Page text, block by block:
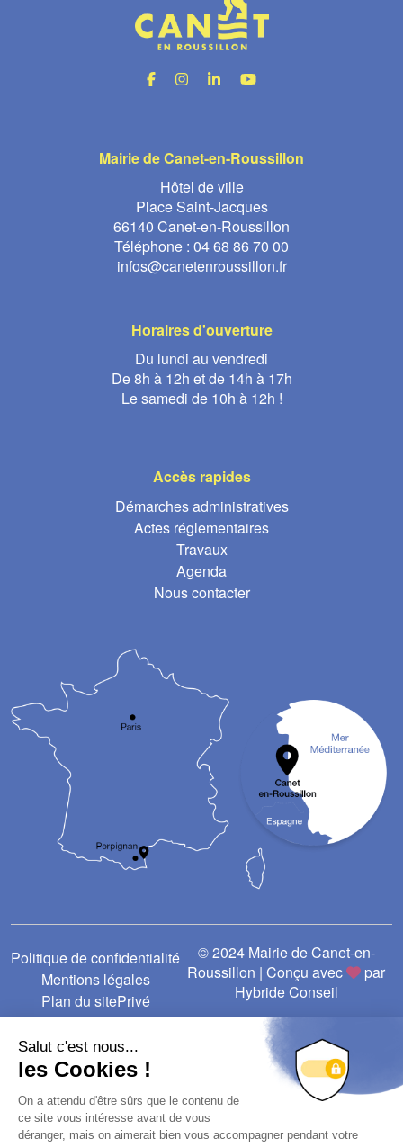
Mairie de Canet-en-Roussillon
Hôtel de ville
Place Saint-Jacques
66140 Canet-en-Roussillon
Téléphone : 04 68 86 70 00
infos@canetenroussillon.fr
Horaires d'ouverture
Du lundi au vendredi
De 8h à 12h et de 14h à 17h
Le samedi de 10h à 12h !
Accès rapides
Démarches administratives
Actes réglementaires
Travaux
Agenda
Nous contacter
Politique de confidentialité
Mentions légales
Plan du sitePrivé
© 2024 Mairie de Canet-en-
Roussillon | Conçu avec
par
Hybride Conseil